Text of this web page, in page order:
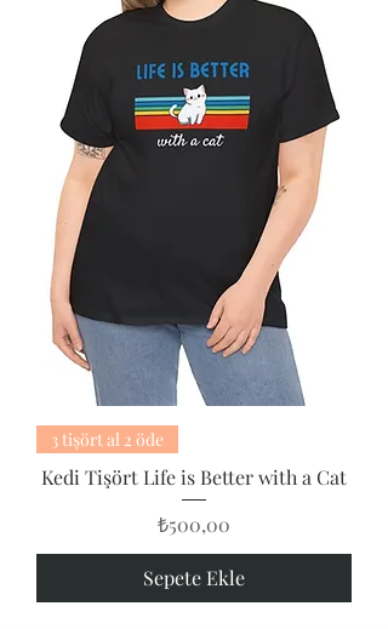
3 tişört al 2 öde
Kedi Tişört Life is Better with a Cat
Fiyat
₺500,00
Sepete Ekle